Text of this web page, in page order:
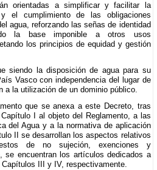
orientadas a simplificar y facilitar la
el cumplimiento de las obligaciones
agua, reforzando las señas de identidad
la base imponible a otros usos
los principios de equidad y gestión
siendo la disposición de agua para su
Vasco con independencia del lugar de
a la utilización de un dominio público.
que se anexa a este Decreto, tras
I al objeto del Reglamento, a las
del Agua y a la normativa de aplicación
II se desarrollan los aspectos relativos
de no sujeción, exenciones y
se encuentran los artículos dedicados a
III y IV, respectivamente.